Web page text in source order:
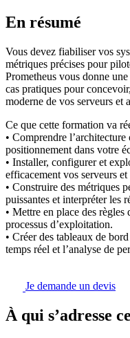
En résumé
Vous devez fiabiliser vos
métriques précises pour
Prometheus vous donne
cas pratiques pour
moderne de vos serveurs et
Ce que cette formation va
• Comprendre
positionnement dans votre
• Installer, configurer et
efficacement vos serveurs
• Construire des métriques
puissantes et interpréter les
• Mettre en place des règles
processus d’exploitation.
• Créer des tableaux de
temps réel et l’analyse de
Je demande un devis
À qui s’adresse